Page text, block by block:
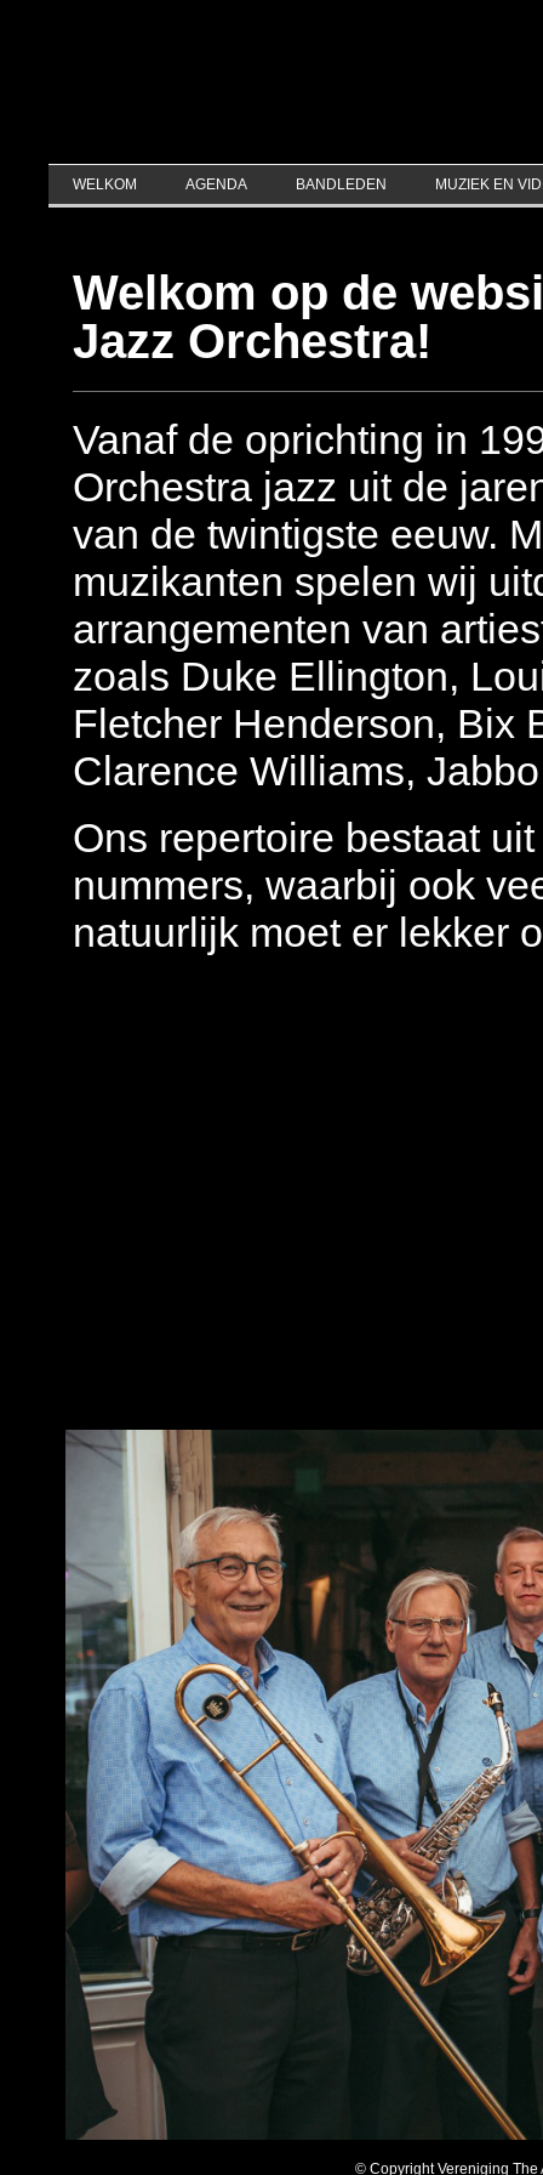
WELKOM AGENDA BANDLEDEN MUZIEK EN
Welkom op de
Jazz Orchestra!
Vanaf de oprichting in
Orchestra jazz uit de
van de twintigste eeuw.
muzikanten spelen wij
arrangementen van
zoals Duke Ellington,
Fletcher Henderson, Bix
Clarence Williams,
Ons repertoire bestaat
nummers, waarbij ook
natuurlijk moet er lekker
© Copyright Vereniging The